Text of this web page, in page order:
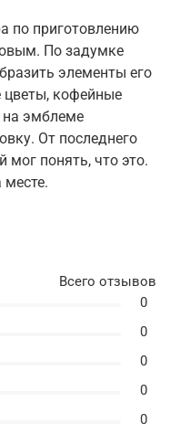
по приготовлению
По задумке
элементы его
цветы, кофейные
на эмблеме
От последнего
мог понять, что это.
Всего отзывов
0
0
0
0
0